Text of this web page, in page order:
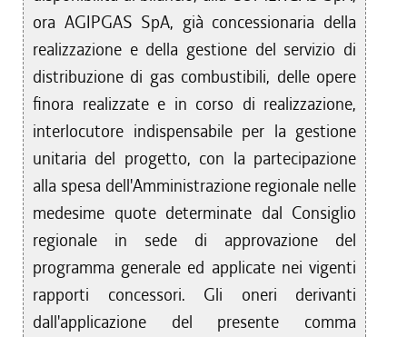
ora AGIPGAS SpA, già concessionaria della
realizzazione e della gestione del servizio di
distribuzione di gas combustibili, delle opere
finora realizzate e in corso di realizzazione,
interlocutore indispensabile per la gestione
unitaria del progetto, con la partecipazione
alla spesa dell'Amministrazione regionale nelle
medesime quote determinate dal Consiglio
regionale in sede di approvazione del
programma generale ed applicate nei vigenti
rapporti concessori. Gli oneri derivanti
dall'applicazione del presente comma